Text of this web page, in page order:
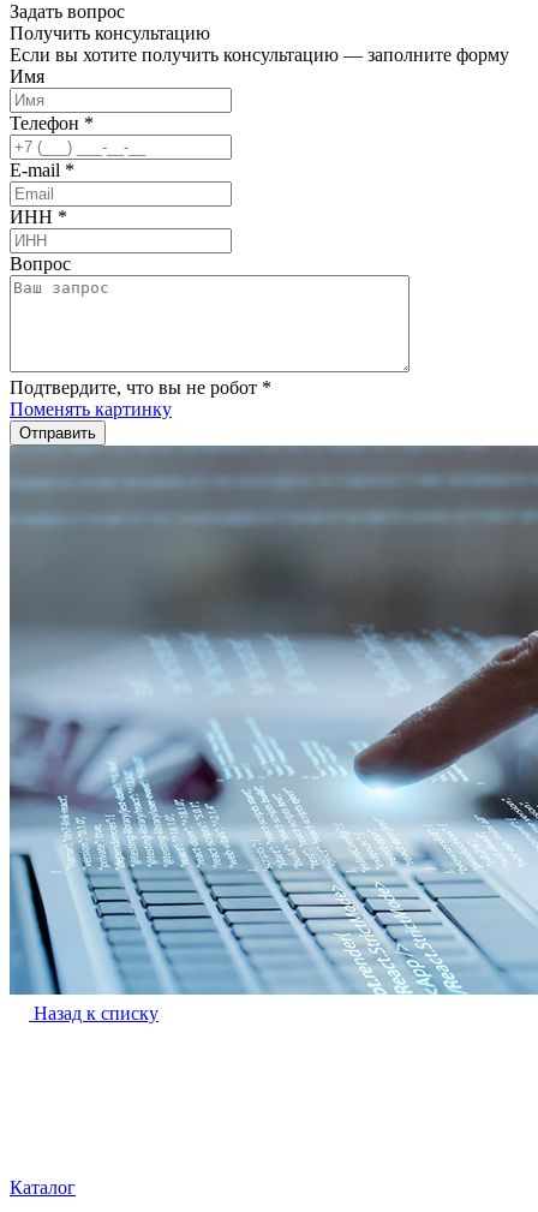
Задать вопрос
Получить консультацию
Если вы хотите получить консультацию — заполните форму
Имя
Телефон *
E-mail *
ИНН *
Вопрос
Подтвердите, что вы не робот *
Поменять картинку
Назад к списку
Каталог